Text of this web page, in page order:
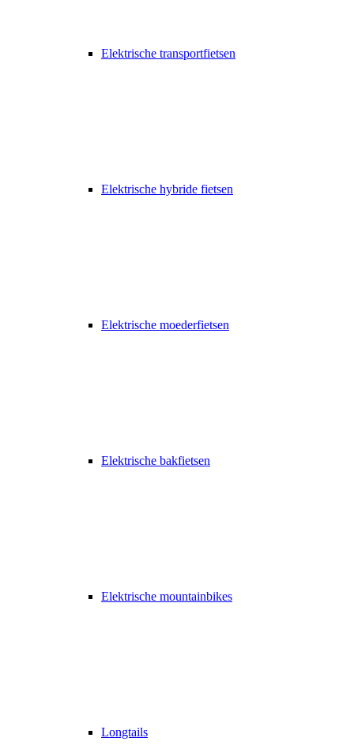
Elektrische transportfietsen
Elektrische hybride fietsen
Elektrische moederfietsen
Elektrische bakfietsen
Elektrische mountainbikes
Longtails